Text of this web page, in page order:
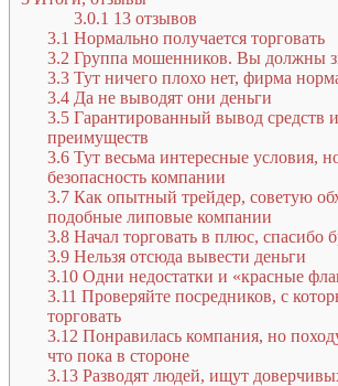
3.0.1 13 отзывов
3.1 Нормально получается торговать
3.2 Группа мошенников. Вы должны
3.3 Тут ничего плохо нет, фирма
3.4 Да не выводят они деньги
3.5 Гарантированный вывод средств
преимуществ
3.6 Тут весьма интересные условия,
безопасность компании
3.7 Как опытный трейдер, советую
подобные липовые компании
3.8 Начал торговать в плюс, спасибо
3.9 Нельзя отсюда вывести деньги
3.10 Одни недостатки и «красные
3.11 Проверяйте посредников, с
торговать
3.12 Понравилась компания, но
что пока в стороне
3.13 Разводят людей, ищут